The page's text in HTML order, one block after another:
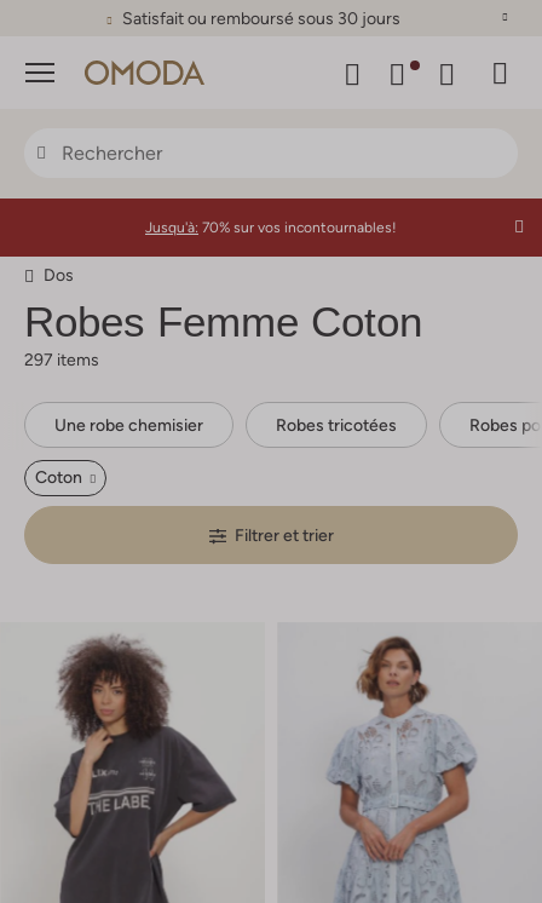
Satisfait ou remboursé sous 30 jours
Menu
Jusqu'à: 70% sur vos incontournables!
Dos
Robes Femme Coton
297 items
Une robe chemisier Robes tricotées Robes
Coton
Filtrer et trier